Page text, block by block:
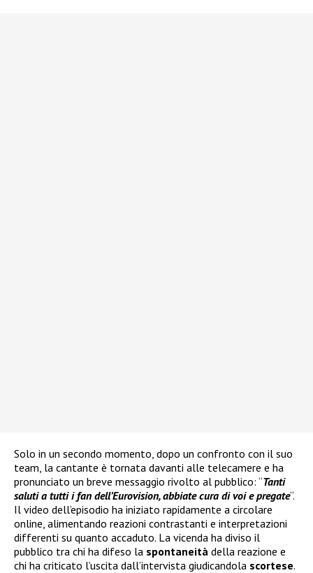
Solo in un secondo momento, dopo un confronto con il suo
team, la cantante è tornata davanti alle telecamere e ha
pronunciato un breve messaggio rivolto al pubblico: “Tanti
saluti a tutti i fan dell’Eurovision, abbiate cura di voi e pregate“.
Il video dell’episodio ha iniziato rapidamente a circolare
online, alimentando reazioni contrastanti e interpretazioni
differenti su quanto accaduto. La vicenda ha diviso il
pubblico tra chi ha difeso la spontaneità della reazione e
chi ha criticato l’uscita dall’intervista giudicandola scortese.